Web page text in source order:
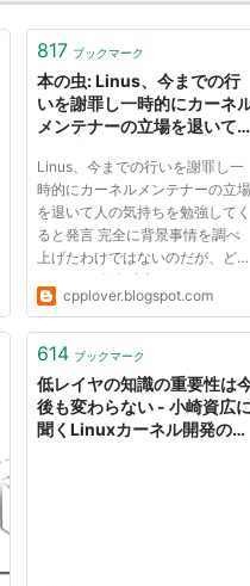
817 ブックマーク
本の虫: Linus、今までの行
いを謝罪し一時的にカーネ
メンテナーの立場を退いて人
言
Linus、今までの行いを謝罪し一
時的にカーネルメンテナーの立場
を退いて人の気持ちを勉強してく
ると発言 完全に背景事情を調べ
上げたわけではないのだが、どう
もLinusが毎年参加しているLinux
カーネルの会議に、Linusがスケ
なるという事態が発生した。当の
い...
cpplover.blogspot.com
614 ブックマーク
低レイヤの知識の重要性は
後も変わらない - 小崎資広に
聞くLinuxカーネル開発の裏